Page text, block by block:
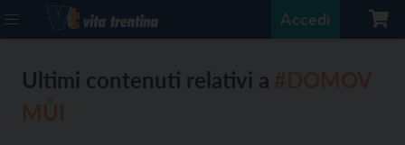
Accedi
Ultimi contenuti relativi a